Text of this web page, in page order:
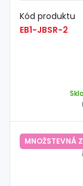
Kód produktu
EB1-JBSR-2
MNOŽSTEVNÁ